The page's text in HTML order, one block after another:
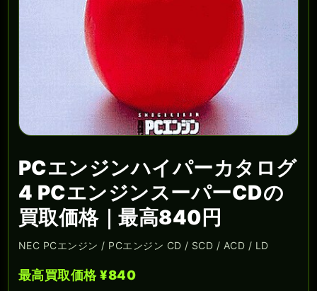
PCエンジンハイパーカタログ
4 PCエンジンスーパーCDの
買取価格｜最高840円
NEC PCエンジン / PCエンジン CD / SCD / ACD / LD
最高買取価格 ¥840